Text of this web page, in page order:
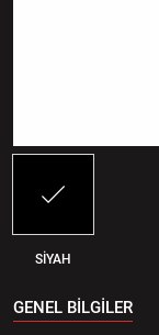
SİYAH
GENEL BİLGİLER